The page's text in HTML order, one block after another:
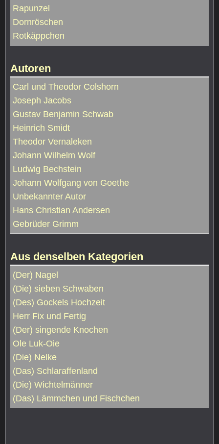
Rapunzel
Dornröschen
Rotkäppchen
Autoren
Carl und Theodor Colshorn
Joseph Jacobs
Gustav Benjamin Schwab
Heinrich Smidt
Theodor Vernaleken
Johann Wilhelm Wolf
Ludwig Bechstein
Johann Wolfgang von Goethe
Unbekannter Autor
Hans Christian Andersen
Gebrüder Grimm
Aus denselben Kategorien
(Der) Nagel
(Die) sieben Schwaben
(Des) Gockels Hochzeit
Herr Fix und Fertig
(Der) singende Knochen
Ole Luk-Oie
(Die) Nelke
(Das) Schlaraffenland
(Die) Wichtelmänner
(Das) Lämmchen und Fischchen